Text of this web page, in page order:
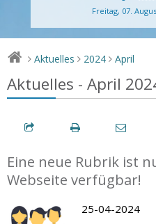
Freitag, 07.
> Aktuelles > 2024 > April
Aktuelles - April
Eine neue Rubrik ist
Webseite verfügbar!
25-04-2024